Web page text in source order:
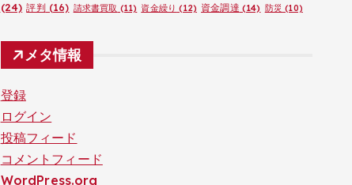
(24) 評判 (16) 請求書買取 (11) 資金繰り (12) 資金調達 (14) 防災 (10)
メタ情報
登録
ログイン
投稿フィード
コメントフィード
WordPress.org